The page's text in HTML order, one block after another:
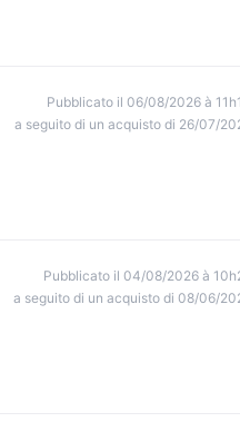
Pubblicato il 06/08/2026 à
a seguito di un acquisto di 26/07/
Pubblicato il 04/08/2026 à
a seguito di un acquisto di 08/06/